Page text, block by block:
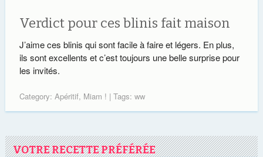
Verdict pour ces blinis fait maison
J’aime ces blinis qui sont facile à faire et légers. En plus,
ils sont excellents et c’est toujours une belle surprise pour
les invités.
Category: Apéritif, Miam ! | Tags: ww
VOTRE RECETTE PRÉFÉRÉE